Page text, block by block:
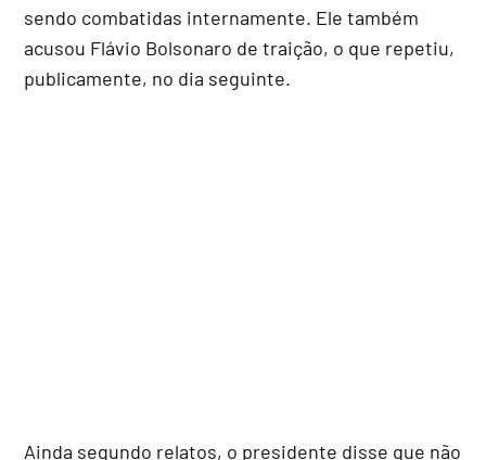
sendo combatidas internamente. Ele também
acusou Flávio Bolsonaro de traição, o que repetiu,
publicamente, no dia seguinte.
Ainda segundo relatos, o presidente disse que não